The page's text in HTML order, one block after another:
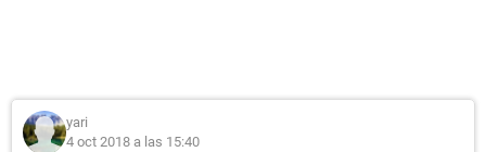
yari
4 oct 2018 a las 15:40